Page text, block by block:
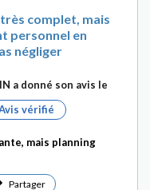
complet, mais
personnel en
négliger
a donné son avis le
vérifié
mais planning
Partager